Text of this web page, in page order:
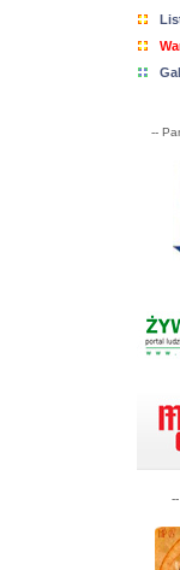
--